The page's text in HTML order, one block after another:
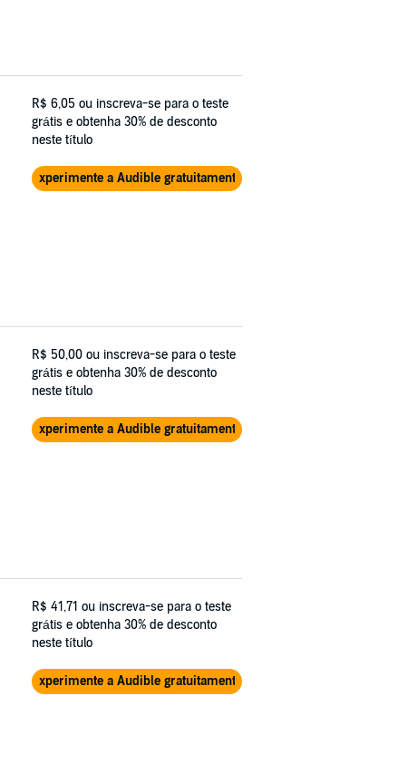
R$ 6,05 ou inscreva-se para o teste
grátis e obtenha 30% de desconto
neste título
Experimente a Audible gratuitamente
R$ 50,00 ou inscreva-se para o teste
grátis e obtenha 30% de desconto
neste título
Experimente a Audible gratuitamente
R$ 41,71 ou inscreva-se para o teste
grátis e obtenha 30% de desconto
neste título
Experimente a Audible gratuitamente